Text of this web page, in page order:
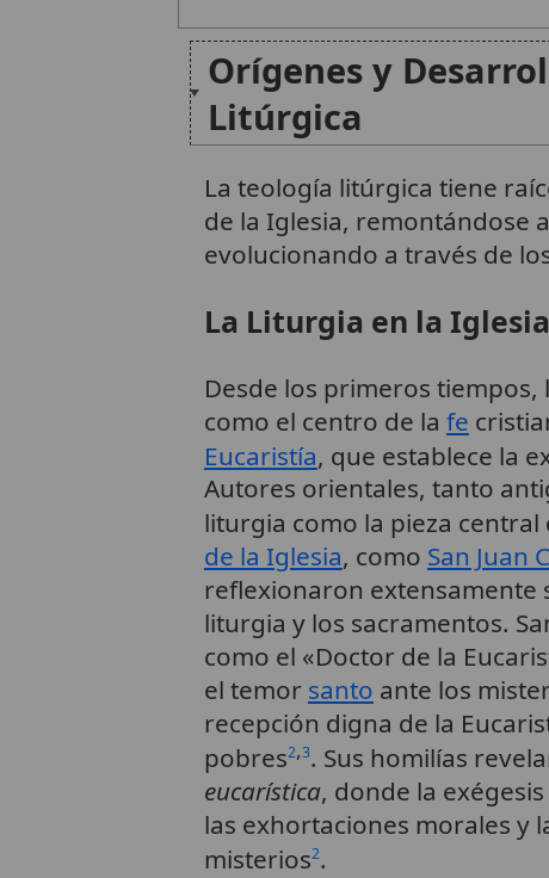
Orígenes y
Litúrgica
La teología litúrgica tiene
de la Iglesia, remontándose
evolucionando a través de
La Liturgia en la
Desde los primeros
como el centro de la fe
Eucaristía, que establece la
Autores orientales, tanto
liturgia como la pieza central
de la Iglesia, como San Juan
reflexionaron extensamente
liturgia y los sacramentos.
como el «Doctor de la
el temor santo ante los
recepción digna de la
pobres2,3. Sus homilías
eucarística, donde la
las exhortaciones morales y
misterios2.